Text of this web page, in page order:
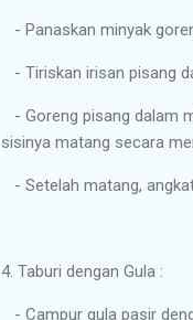
- Panaskan minyak
- Tiriskan irisan pisang
- Goreng pisang dalam
sisinya matang secara
- Setelah matang,
4. Taburi dengan Gula :
- Campur gula pasir